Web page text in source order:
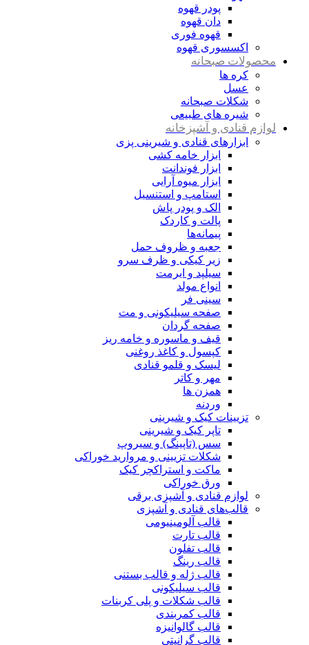
پودر قهوه
دان قهوه
قهوه فوری
اکسسوری قهوه
محصولات صبحانه
کره ها
عسل
شکلات صبحانه
شیره های طبیعی
لوازم قنادی و آشپزخانه
ابزارهای قنادی و شیرینی پزی
ابزار خامه کشی
ابزار فوندانت
ابزار میوه آرایی
استامپ و استنسیل
الک و پودر پاش
پالت و کاردک
پیمانه‌ها
جعبه و ظروف حمل
زیر کیکی و ظرف سرو
سیلپد و ایرمت
انواع مولد
سینی فر
صفحه سیلیکونی و مت
صفحه گردان
قیف و ماسوره و خامه ریز
کپسول و کاغذ روغنی
لیسک و قلمو قنادی
مهر و کاتر
همزن ها
وردنه
تزیینات کیک و شیرینی
تاپر کیک و شیرینی
سس (تاپینگ) و سیروپ
شکلات تزیینی و مروارید خوراکی
ماکت و استراکچر کیک
ورق خوراکی
لوازم قنادی و آشپزی برقی
قالب‌های قنادی و آشپزی
قالب آلومینیومی
قالب تارت
قالب تفلون
قالب رینگ
قالب ژله و قالب بستنی
قالب سیلیکونی
قالب شکلات و پلی کربنات
قالب کمربندی
قالب گالوانیزه
قالب گرانیتی